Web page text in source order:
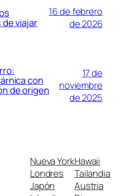
viajar
16 de febrero
de 2026
con
de origen
17 de
noviembre
de 2025
Nueva York
Londres
Japón
Hawaii
Tailandia
Austria